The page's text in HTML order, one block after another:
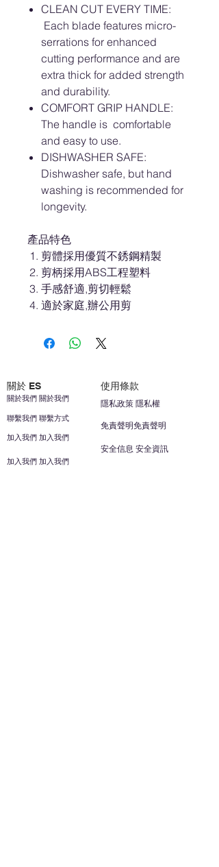
CLEAN CUT EVERY TIME:
Each blade features micro-
serrations for enhanced
cutting performance and are
extra thick for added strength
and durability.
COMFORT GRIP HANDLE:
The handle is comfortable
and easy to use.
DISHWASHER SAFE:
Dishwasher safe, but hand
washing is recommended for
longevity.
產品特色
剪體採用優質不銹鋼精製
剪柄採用ABS工程塑料
手感舒適,剪切輕鬆
適於家庭,辦公用剪
關於 ES 使用條款
聯繫我們 聯繫方式
加入我們 加入我們
關於我們 關於我們
加入我們 加入我們
安全信息 安全資訊
免責聲明免責聲明
隱私政策 隱私權